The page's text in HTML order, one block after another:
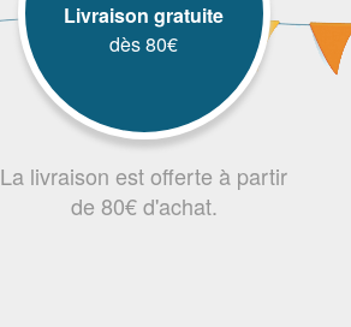
Livraison gratuite
dès 80€
La livraison est offerte à partir
de 80€ d'achat.